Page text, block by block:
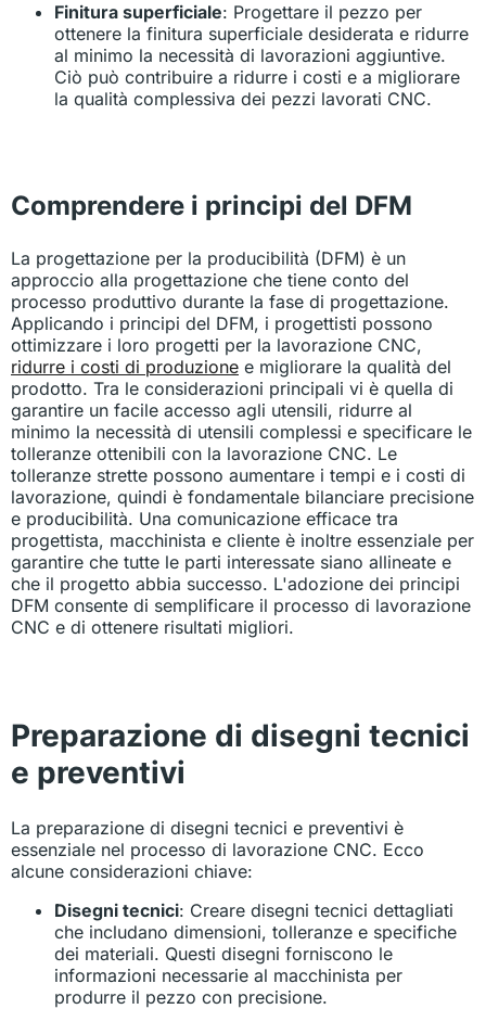
Finitura superficiale: Progettare il pezzo per
ottenere la finitura superficiale desiderata e ridurre
al minimo la necessità di lavorazioni aggiuntive.
Ciò può contribuire a ridurre i costi e a migliorare
la qualità complessiva dei pezzi lavorati CNC.
Comprendere i principi del DFM
La progettazione per la producibilità (DFM) è un
approccio alla progettazione che tiene conto del
processo produttivo durante la fase di progettazione.
Applicando i principi del DFM, i progettisti possono
ottimizzare i loro progetti per la lavorazione CNC,
ridurre i costi di produzione e migliorare la qualità del
prodotto. Tra le considerazioni principali vi è quella di
garantire un facile accesso agli utensili, ridurre al
minimo la necessità di utensili complessi e specificare le
tolleranze ottenibili con la lavorazione CNC. Le
tolleranze strette possono aumentare i tempi e i costi di
lavorazione, quindi è fondamentale bilanciare precisione
e producibilità. Una comunicazione efficace tra
progettista, macchinista e cliente è inoltre essenziale per
garantire che tutte le parti interessate siano allineate e
che il progetto abbia successo. L'adozione dei principi
DFM consente di semplificare il processo di lavorazione
CNC e di ottenere risultati migliori.
Preparazione di disegni tecnici
e preventivi
La preparazione di disegni tecnici e preventivi è
essenziale nel processo di lavorazione CNC. Ecco
alcune considerazioni chiave:
Disegni tecnici: Creare disegni tecnici dettagliati
che includano dimensioni, tolleranze e specifiche
dei materiali. Questi disegni forniscono le
informazioni necessarie al macchinista per
produrre il pezzo con precisione.